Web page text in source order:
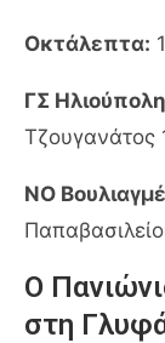
Οκτάλεπτα:
ΓΣ
Τζουγανάτος
ΝΟ
Ο
στη